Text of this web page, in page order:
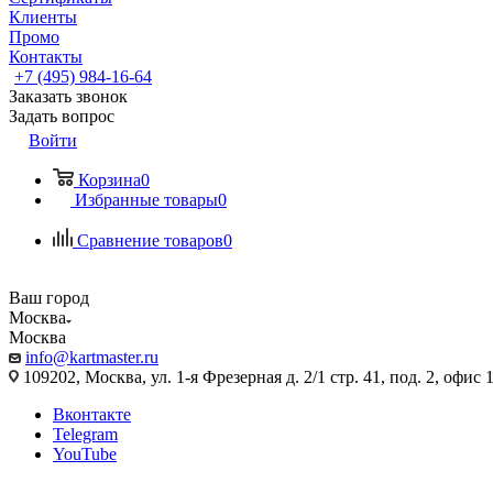
Клиенты
Промо
Контакты
+7 (495) 984-16-64
Заказать звонок
Задать вопрос
Войти
Корзина0
Избранные товары0
Сравнение товаров0
Ваш город
Москва
Москва
info@kartmaster.ru
109202, Москва, ул. 1-я Фрезерная д. 2/1 стр. 41, под. 2, офис
Вконтакте
Telegram
YouTube